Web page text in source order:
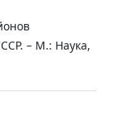
– М.: Наука,